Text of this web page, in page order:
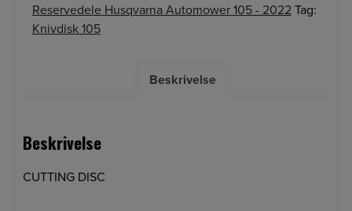
Reservedele Husqvarna Automower 105 - 2022 Tag:
Knivdisk 105
Beskrivelse
Beskrivelse
CUTTING DISC